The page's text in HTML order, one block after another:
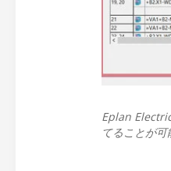
Eplan
てることが可